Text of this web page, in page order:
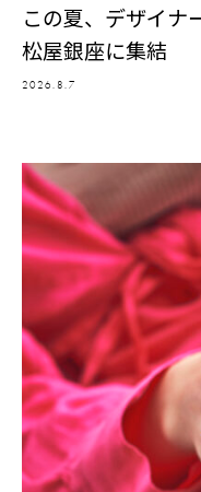
この夏、デザイナ
松屋銀座に集結
2026.8.7